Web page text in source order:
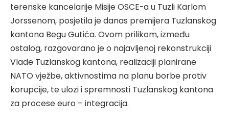
terenske kancelarije Misije OSCE-a u Tuzli Karlom
Jorssenom, posjetila je danas premijera Tuzlanskog
kantona Begu Gutića. Ovom prilikom, između
ostalog, razgovarano je o najavljenoj rekonstrukciji
Vlade Tuzlanskog kantona, realizaciji planirane
NATO vježbe, aktivnostima na planu borbe protiv
korupcije, te ulozi i spremnosti Tuzlanskog kantona
za procese euro – integracija.